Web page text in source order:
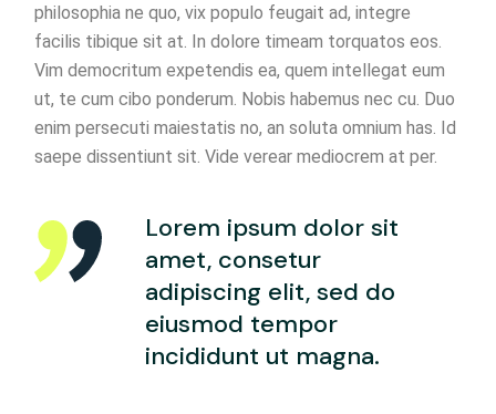
philosophia ne quo, vix populo feugait ad, integre
facilis tibique sit at. In dolore timeam torquatos eos.
Vim democritum expetendis ea, quem intellegat eum
ut, te cum cibo ponderum. Nobis habemus nec cu. Duo
enim persecuti maiestatis no, an soluta omnium has. Id
saepe dissentiunt sit. Vide verear mediocrem at per.
Lorem ipsum dolor sit
amet, consetur
adipiscing elit, sed do
eiusmod tempor
incididunt ut magna.